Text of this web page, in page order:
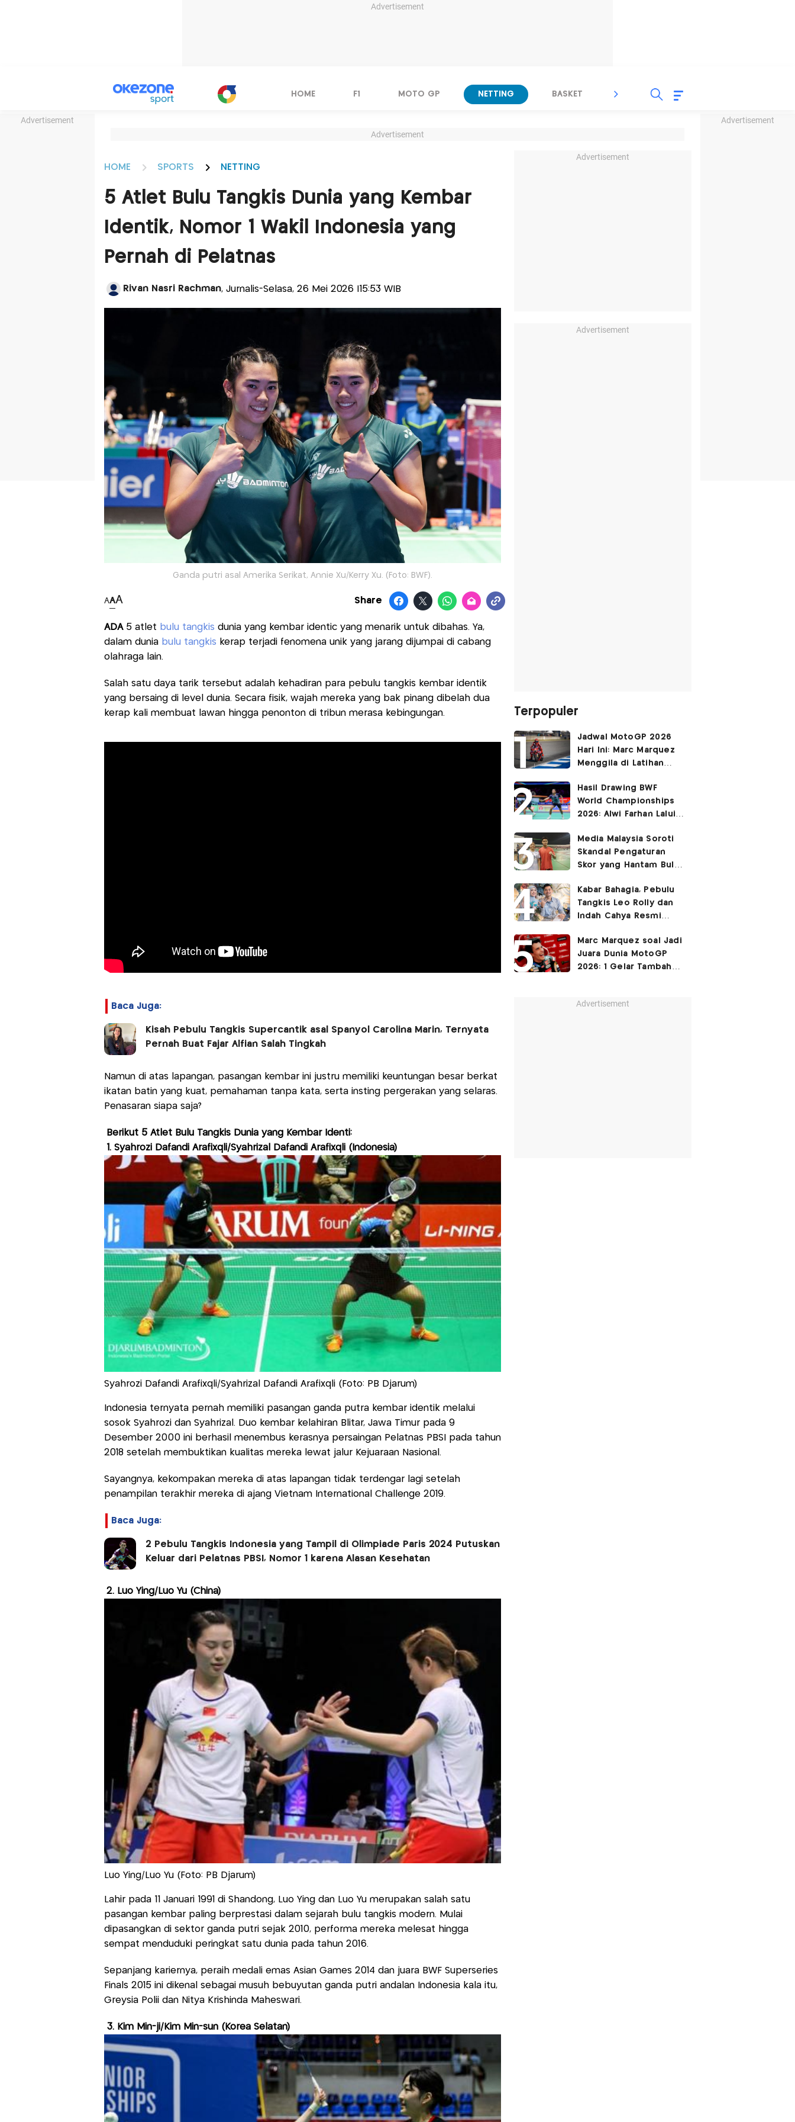
Advertisement
Advertisement Advertisement
HOME F1 MOTO GP NETTING BASKET SPORT LAIN
Advertisement
HOME SPORTS NETTING
5 Atlet Bulu Tangkis Dunia yang Kembar
Identik, Nomor 1 Wakil Indonesia yang
Pernah di Pelatnas
Rivan Nasri Rachman, Jurnalis-Selasa, 26 Mei 2026 |15:53 WIB
Ganda putri asal Amerika Serikat, Annie Xu/Kerry Xu. (Foto: BWF).
AAA Share
ADA 5 atlet bulu tangkis dunia yang kembar identic yang menarik untuk dibahas. Ya,
dalam dunia bulu tangkis kerap terjadi fenomena unik yang jarang dijumpai di cabang
olahraga lain.
Salah satu daya tarik tersebut adalah kehadiran para pebulu tangkis kembar identik
yang bersaing di level dunia. Secara fisik, wajah mereka yang bak pinang dibelah dua
kerap kali membuat lawan hingga penonton di tribun merasa kebingungan.
Baca Juga:
Kisah Pebulu Tangkis Supercantik asal Spanyol Carolina Marin, Ternyata
Pernah Buat Fajar Alfian Salah Tingkah
Namun di atas lapangan, pasangan kembar ini justru memiliki keuntungan besar berkat
ikatan batin yang kuat, pemahaman tanpa kata, serta insting pergerakan yang selaras.
Penasaran siapa saja?
Berikut 5 Atlet Bulu Tangkis Dunia yang Kembar Identi:
1. Syahrozi Dafandi Arafixqli/Syahrizal Dafandi Arafixqli (Indonesia)
Syahrozi Dafandi Arafixqli/Syahrizal Dafandi Arafixqli (Foto: PB Djarum)
Indonesia ternyata pernah memiliki pasangan ganda putra kembar identik melalui
sosok Syahrozi dan Syahrizal. Duo kembar kelahiran Blitar, Jawa Timur pada 9
Desember 2000 ini berhasil menembus kerasnya persaingan Pelatnas PBSI pada tahun
2018 setelah membuktikan kualitas mereka lewat jalur Kejuaraan Nasional.
Sayangnya, kekompakan mereka di atas lapangan tidak terdengar lagi setelah
penampilan terakhir mereka di ajang Vietnam International Challenge 2019.
Baca Juga:
2 Pebulu Tangkis Indonesia yang Tampil di Olimpiade Paris 2024 Putuskan
Keluar dari Pelatnas PBSI, Nomor 1 karena Alasan Kesehatan
2. Luo Ying/Luo Yu (China)
Luo Ying/Luo Yu (Foto: PB Djarum)
Lahir pada 11 Januari 1991 di Shandong, Luo Ying dan Luo Yu merupakan salah satu
pasangan kembar paling berprestasi dalam sejarah bulu tangkis modern. Mulai
dipasangkan di sektor ganda putri sejak 2010, performa mereka melesat hingga
sempat menduduki peringkat satu dunia pada tahun 2016.
Sepanjang kariernya, peraih medali emas Asian Games 2014 dan juara BWF Superseries
Finals 2015 ini dikenal sebagai musuh bebuyutan ganda putri andalan Indonesia kala itu,
Greysia Polii dan Nitya Krishinda Maheswari.
3. Kim Min-ji/Kim Min-sun (Korea Selatan)
Advertisement
Advertisement
Terpopuler
Jadwal MotoGP 2026
Hari Ini: Marc Marquez
Menggila di Latihan
Hasil Drawing BWF
World Championships
2026: Alwi Farhan Lalui
Dapat Bye
Media Malaysia Soroti
Skandal Pengaturan
Skor yang Hantam Bulu
Libatkan Jafar/Felisha!
Kabar Bahagia, Pebulu
Tangkis Leo Rolly dan
Indah Cahya Resmi
Marc Marquez soal Jadi
Juara Dunia MotoGP
2026: 1 Gelar Tambahan
Advertisement